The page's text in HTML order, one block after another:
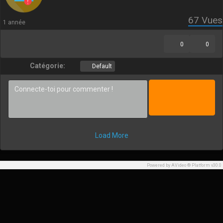
1 année 67 Vues
0
0
Catégorie: Default
Load More
Powered by AVideo ® Platform v30.0